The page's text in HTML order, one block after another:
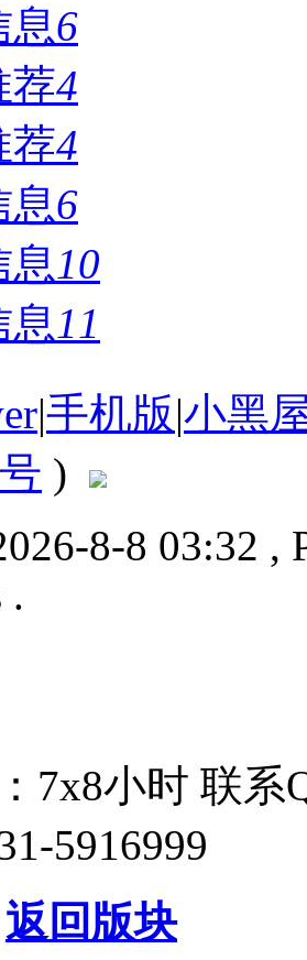
息6
荐4
荐4
息6
息 10
息 11
|手机版|小黑
)
8-8 03:32 ,
.
7x8小时 联系
5916999
返回版块